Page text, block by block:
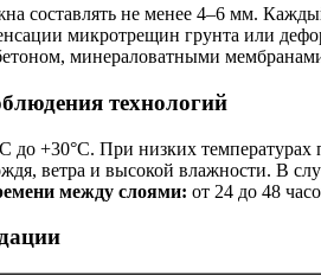
составлять не менее 4–6 мм.
микротрещин грунта или
минераловатными
технологий
до +30°C. При низких
ветра и высокой влажности. В
между слоями: от 24 до 48